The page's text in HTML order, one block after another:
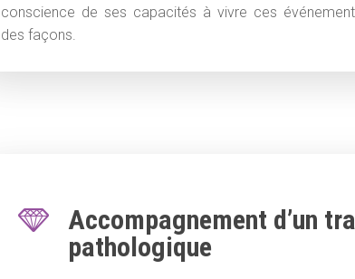
conscience de ses capacités à vivre ces
des façons.
Accompagnement d’un
pathologique